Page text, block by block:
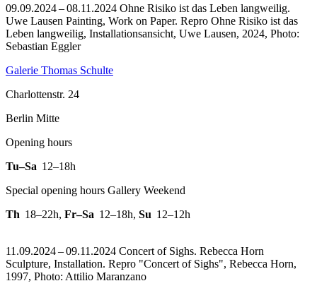
09.09.2024 – 08.11.2024 Ohne Risiko ist das Leben langweilig.
Uwe Lausen Painting, Work on Paper. Repro Ohne Risiko ist das
Leben langweilig, Installationsansicht, Uwe Lausen, 2024, Photo:
Sebastian Eggler
Galerie Thomas Schulte
Charlottenstr. 24
Berlin Mitte
Opening hours
Tu–Sa 12–18h
Special opening hours Gallery Weekend
Th 18–22h, Fr–Sa 12–18h, Su 12–12h
11.09.2024 – 09.11.2024 Concert of Sighs. Rebecca Horn
Sculpture, Installation. Repro "Concert of Sighs", Rebecca Horn,
1997, Photo: Attilio Maranzano